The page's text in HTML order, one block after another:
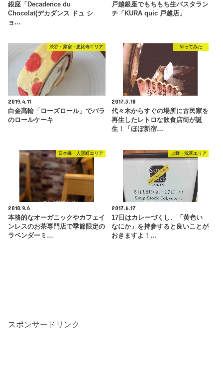
銀座「Decadence du
Chocolat(デカダンス ドュ シ
ョ…
戸越銀座でもちもち生パスタラン
チ「KURA quic 戸越店」
渋谷・原宿・恵比寿エリア
2019.4.11
白金高輪「ローズロール」でバラ
のロールケーキ
やってみた
2017.3.18
代々木からすぐの場所に古民家を
再生したレトロな飲食店街が誕
生！「ほぼ新宿…
日本橋・人形町エリア
2018.9.6
本格的なオーガニックやカフェイ
ンレスのお茶専門店で季節限定の
ラベンダーミ…
上野・浅草エリア
2017.6.17
17日はカレーづくし、「黄色い
なにか」を持参すると良いことが
おきますよ！…
スポンサードリンク